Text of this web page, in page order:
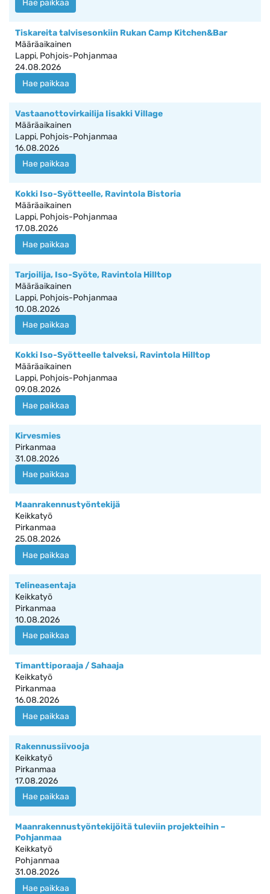
Hae paikkaa
Tiskareita talvisesonkiin Rukan Camp Kitchen&Bar
Määräaikainen
Lappi, Pohjois-Pohjanmaa
24.08.2026
Hae paikkaa
Vastaanottovirkailija Iisakki Village
Määräaikainen
Lappi, Pohjois-Pohjanmaa
16.08.2026
Hae paikkaa
Kokki Iso-Syötteelle, Ravintola Bistoria
Määräaikainen
Lappi, Pohjois-Pohjanmaa
17.08.2026
Hae paikkaa
Tarjoilija, Iso-Syöte, Ravintola Hilltop
Määräaikainen
Lappi, Pohjois-Pohjanmaa
10.08.2026
Hae paikkaa
Kokki Iso-Syötteelle talveksi, Ravintola Hilltop
Määräaikainen
Lappi, Pohjois-Pohjanmaa
09.08.2026
Hae paikkaa
Kirvesmies
Pirkanmaa
31.08.2026
Hae paikkaa
Maanrakennustyöntekijä
Keikkatyö
Pirkanmaa
25.08.2026
Hae paikkaa
Telineasentaja
Keikkatyö
Pirkanmaa
10.08.2026
Hae paikkaa
Timanttiporaaja / Sahaaja
Keikkatyö
Pirkanmaa
16.08.2026
Hae paikkaa
Rakennussiivooja
Keikkatyö
Pirkanmaa
17.08.2026
Hae paikkaa
Maanrakennustyöntekijöitä tuleviin projekteihin –
Pohjanmaa
Keikkatyö
Pohjanmaa
31.08.2026
Hae paikkaa